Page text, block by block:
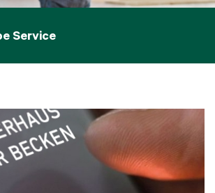
Service